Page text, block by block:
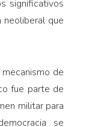
significativos
neoliberal que
de
fue parte de
militar para
se